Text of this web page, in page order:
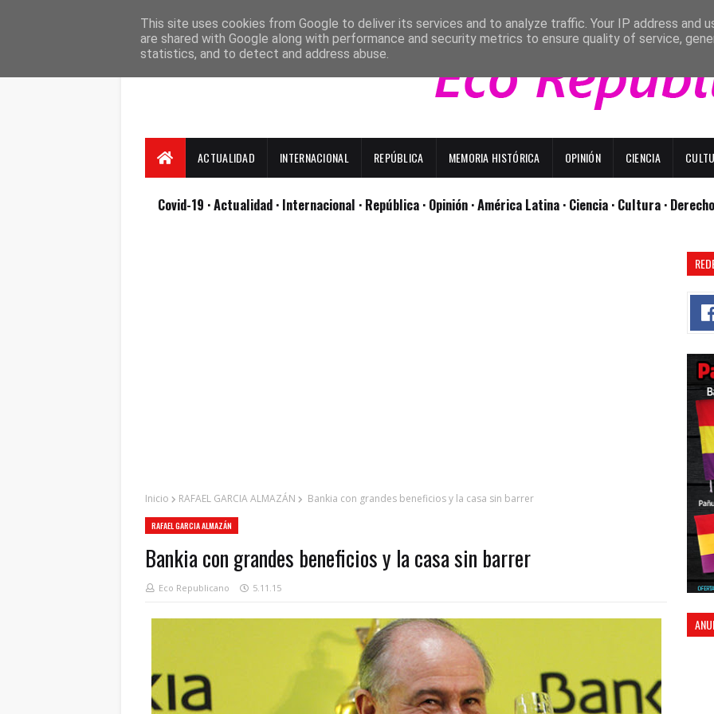
ACTUALIDAD INTERNACIONAL REPÚBLICA MEMORIA HISTÓRICA OPINIÓN CIENCIA
Covid-19 · Actualidad · Internacional · República · Opinión · América Latina · Ciencia · Cultura ·
Inicio RAFAEL GARCIA ALMAZÁN Bankia con grandes beneficios y la casa sin barrer
RAFAEL GARCIA ALMAZÁN
Bankia con grandes beneficios y la casa sin barrer
Eco Republicano 5.11.15
This site uses cookies from Google to deliver its services and to analyze traffic. Your IP address and
are shared with Google along with performance and security metrics to ensure quality of service,
statistics, and to detect and address abuse.